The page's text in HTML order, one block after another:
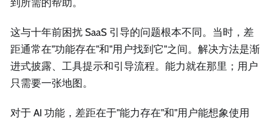
这与十年前困扰 SaaS 引导的问题根本不同。当时，差
距通常在"功能存在"和"用户找到它"之间。解决方法是渐
进式披露、工具提示和引导流程。能力就在那里；用户
只需要一张地图。
对于 AI 功能，差距在于"能力存在"和"用户能想象使用